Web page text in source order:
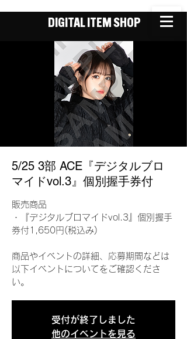
DIGITAL ITEM SHOP
5/25 3部 ACE『デジタルブロ
マイドvol.3』個別握手券付
販売商品
・『デジタルブロマイドvol.3』個別握手
券付1,650円(税込み)
商品やイベントの詳細、応募期間などは
以下イベントについてをご確認くださ
い。
受付が終了しました
他のイベントを見る